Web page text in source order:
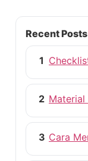
Recent Posts
1
2 Material
3 Cara